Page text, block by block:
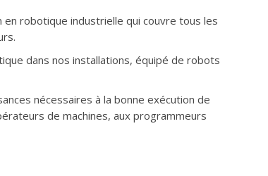
robotique industrielle qui couvre tous les
dans nos installations, équipé de robots
nécessaires à la bonne exécution de
de machines, aux programmeurs